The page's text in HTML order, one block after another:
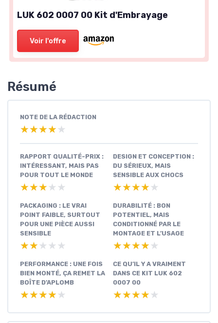
LUK 602 0007 00 Kit d'Embrayage
Voir l'offre
Résumé
NOTE DE LA RÉDACTION
★★★★★
★★★★★
RAPPORT QUALITÉ-PRIX :
INTÉRESSANT, MAIS PAS
POUR TOUT LE MONDE
★★★★★
★★★★★
DESIGN ET CONCEPTION :
DU SÉRIEUX, MAIS
SENSIBLE AUX CHOCS
★★★★★
★★★★★
PACKAGING : LE VRAI
POINT FAIBLE, SURTOUT
POUR UNE PIÈCE AUSSI
SENSIBLE
★★★★★
★★★★★
DURABILITÉ : BON
POTENTIEL, MAIS
CONDITIONNÉ PAR LE
MONTAGE ET L’USAGE
★★★★★
★★★★★
PERFORMANCE : UNE FOIS
BIEN MONTÉ, ÇA REMET LA
BOÎTE D’APLOMB
★★★★★
★★★★★
CE QU’IL Y A VRAIMENT
DANS CE KIT LUK 602
0007 00
★★★★★
★★★★★